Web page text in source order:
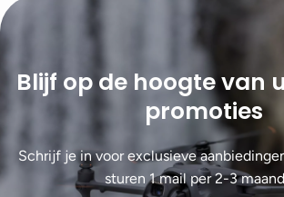
Blijf op de hoogte van
promoties
Schrijf je in voor exclusieve
sturen 1 mail per 2-3